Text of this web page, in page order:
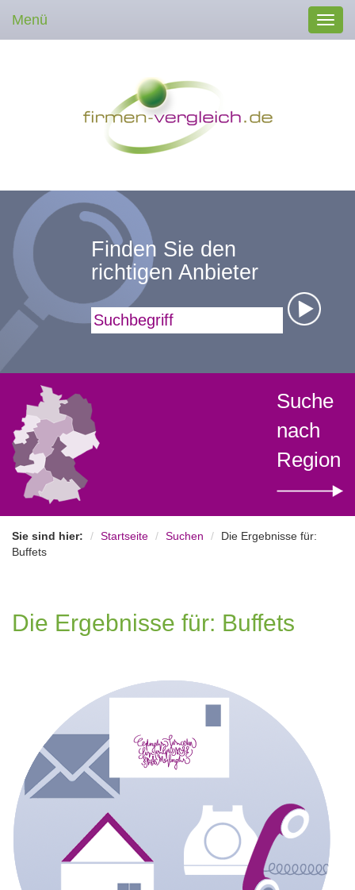
Menü
Finden Sie den
richtigen Anbieter
Suchbegriff
Suche
nach
Region
Sie sind hier: Startseite Suchen
Die Ergebnisse für:
Buffets
Die Ergebnisse für: Buffets